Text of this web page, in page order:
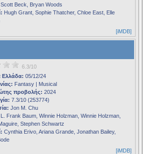
Scott Beck, Bryan Woods
Hugh Grant, Sophie Thatcher, Chloe East, Elle
[iMDB]
6.3/10
Ελλάδα: 05/12/24
Fantasy | Musical
προβολής: 2024
7.3/10 (253774)
Jon M. Chu
L. Frank Baum, Winnie Holzman, Winnie Holzman,
Stephen Schwartz
Cynthia Erivo, Ariana Grande, Jonathan Bailey,
[iMDB]